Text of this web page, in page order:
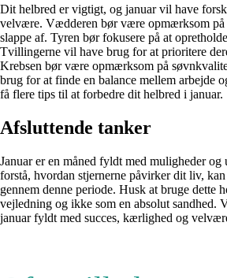
Dit helbred er vigtigt, og januar vil have
velvære. Vædderen bør være opmærksom på
slappe af. Tyren bør fokusere på at
Tvillingerne vil have brug for at prioritere
Krebsen bør være opmærksom på
brug for at finde en balance mellem arbejde
få flere tips til at forbedre dit helbred i januar.
Afsluttende tanker
Januar er en måned fyldt med muligheder og
forstå, hvordan stjernerne påvirker dit liv,
gennem denne periode. Husk at bruge dette
vejledning og ikke som en absolut sandhed.
januar fyldt med succes, kærlighed og